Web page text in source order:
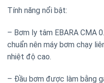
Tính năng nổi bật:
– Bơm ly tâm EBARA CMA
chuẩn nên máy bơm chạy
nhiệt độ cao.
– Đầu bơm được làm bằng